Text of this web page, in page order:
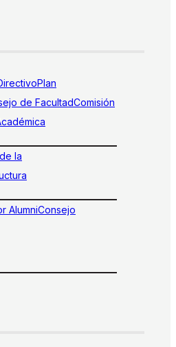
Plan
de FacultadComisión
la
AlumniConsejo